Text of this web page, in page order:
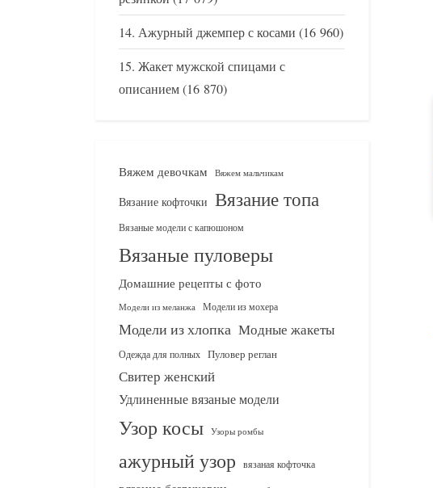
Ажурный джемпер с косами (16 960)
Жакет мужской спицами с
описанием(16 870)
Вяжем девочкам Вяжем мальчикам
Вязание кофточки Вязание топа
Вязаные модели с капюшоном
Вязаные пуловеры
Домашние рецепты с фото
Модели из меланжа Модели из мохера
Модели из хлопка Модные жакеты
Одежда для полных Пуловер реглан
Свитер женский
Удлиненные вязаные модели
Узор косы Узоры ромбы
ажурный узор вязаная кофточка